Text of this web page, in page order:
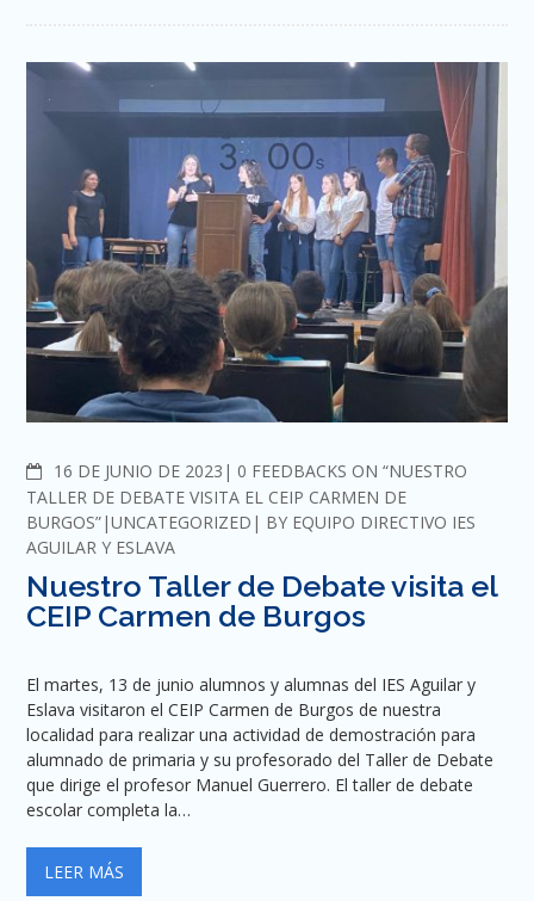
16 DE JUNIO DE 2023 COMMENTS
0 FEEDBACKS ON “NUESTRO
TALLER DE DEBATE VISITA EL CEIP CARMEN DE
BURGOS” UNCATEGORIZED BY EQUIPO DIRECTIVO IES
AGUILAR Y ESLAVA
Nuestro Taller de Debate visita el
CEIP Carmen de Burgos
El martes, 13 de junio alumnos y alumnas del IES Aguilar y
Eslava visitaron el CEIP Carmen de Burgos de nuestra
localidad para realizar una actividad de demostración para
alumnado de primaria y su profesorado del Taller de Debate
que dirige el profesor Manuel Guerrero. El taller de debate
escolar completa la…
LEER MÁS